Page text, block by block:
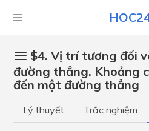
$4. Vị trí tương đối
đường thẳng. Khoảng
đến một đường thẳng
Lý thuyết Trắc nghiệm